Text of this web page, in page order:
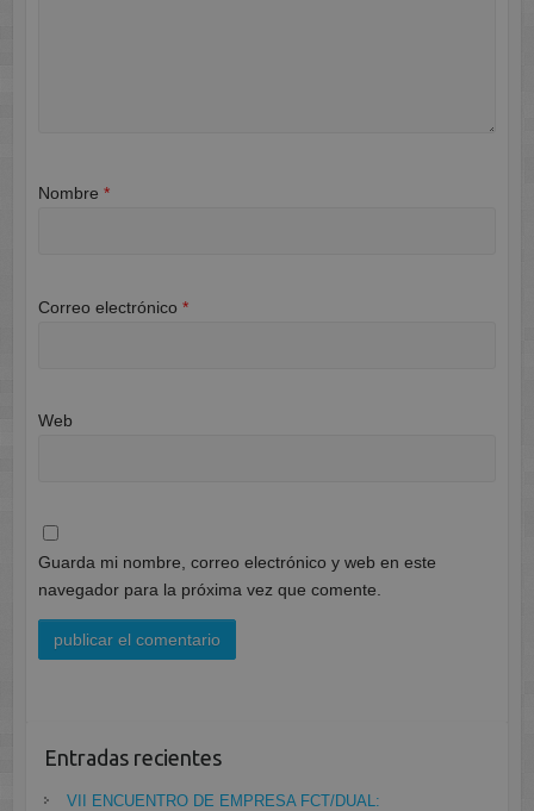
Nombre *
Correo electrónico *
Web
Guarda mi nombre, correo electrónico y web en este
navegador para la próxima vez que comente.
Entradas recientes
VII ENCUENTRO DE EMPRESA FCT/DUAL: